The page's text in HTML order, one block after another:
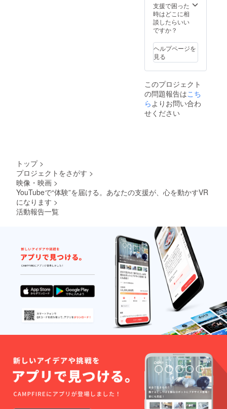
支援で困った
時はどこに相
談したらいい
ですか？
ヘルプページを
見る
このプロジェクト
の問題報告はこち
ら よりお問い合わ
せください
トップ >
プロジェクトをさがす >
映像・映画 >
YouTubeで“体験”を届ける。あなたの支援が、心を動かすVR
になります >
活動報告一覧